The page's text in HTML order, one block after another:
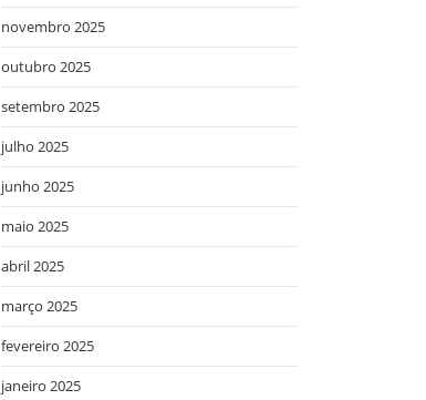
novembro 2025
outubro 2025
setembro 2025
julho 2025
junho 2025
maio 2025
abril 2025
março 2025
fevereiro 2025
janeiro 2025